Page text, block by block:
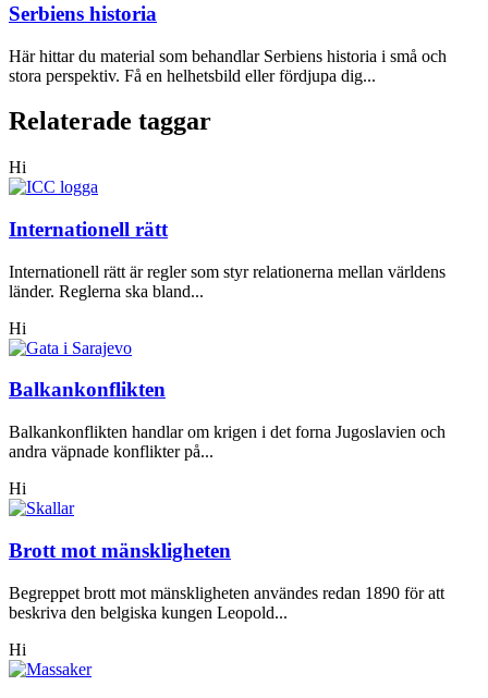
Serbiens historia
Här hittar du material som behandlar Serbiens historia i små och
stora perspektiv. Få en helhetsbild eller fördjupa dig...
Relaterade taggar
Hi
Internationell rätt
Internationell rätt är regler som styr relationerna mellan världens
länder. Reglerna ska bland...
Hi
Balkankonflikten
Balkankonflikten handlar om krigen i det forna Jugoslavien och
andra väpnade konflikter på...
Hi
Brott mot mänskligheten
Begreppet brott mot mänskligheten användes redan 1890 för att
beskriva den belgiska kungen Leopold...
Hi